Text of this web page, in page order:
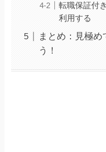
転職保証付
利用する
まとめ：見極め
う！